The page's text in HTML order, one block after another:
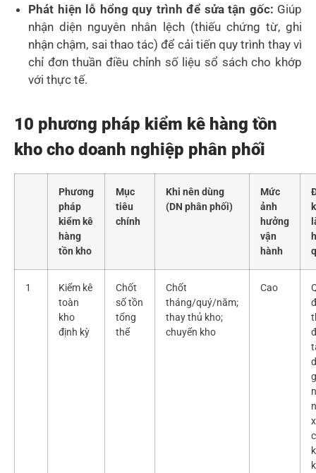
Phát hiện lỗ hổng quy trình để sửa tận gốc: Giúp
nhận diện nguyên nhân lệch (thiếu chứng từ, ghi
nhận chậm, sai thao tác) để cải tiến quy trình thay vì
chỉ đơn thuần điều chỉnh số liệu sổ sách cho khớp
với thực tế.
10 phương pháp kiểm kê hàng tồn
kho cho doanh nghiệp phân phối
Phương
pháp
kiểm kê
hàng
tồn kho
Mục
tiêu
chính
Khi nên dùng
(DN phân phối)
Mức
ảnh
hưởng
vận
hành
1
Kiểm kê
toàn
kho
định kỳ
Chốt
số tồn
tổng
thể
Chốt
tháng/quý/năm;
thay thủ kho;
chuyển kho
Cao